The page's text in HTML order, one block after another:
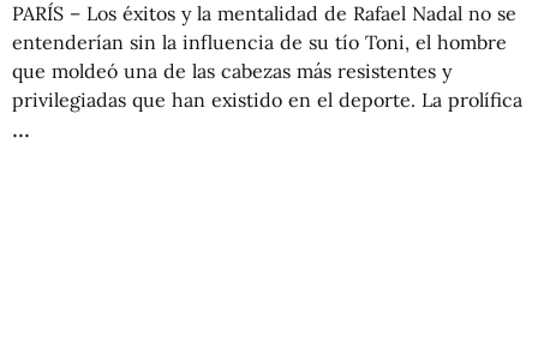
PARÍS – Los éxitos y la mentalidad de Rafael Nadal no se
entenderían sin la influencia de su tío Toni, el hombre
que moldeó una de las cabezas más resistentes y
privilegiadas que han existido en el deporte. La prolífica